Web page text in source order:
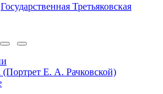
Государственная Третьяковская